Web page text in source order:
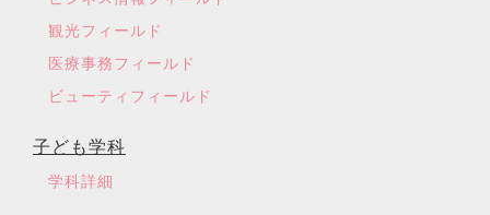
観光フィールド
医療事務フィールド
ビューティフィールド
子ども学科
学科詳細